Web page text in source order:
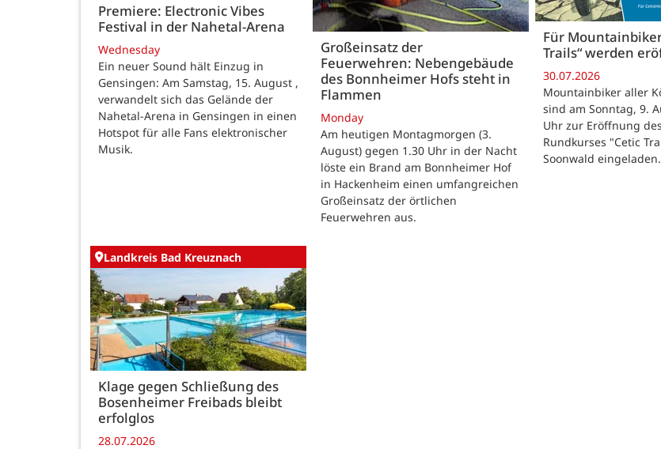
Premiere: Electronic Vibes
Festival in der Nahetal-Arena
Wednesday
Ein neuer Sound hält Einzug in
Gensingen: Am Samstag, 15. August ,
verwandelt sich das Gelände der
Nahetal-Arena in Gensingen in einen
Hotspot für alle Fans elektronischer
Musik.
Großeinsatz der
Feuerwehren: Nebengebäude
des Bonnheimer Hofs steht in
Flammen
Monday
Am heutigen Montagmorgen (3.
August) gegen 1.30 Uhr in der Nacht
löste ein Brand am Bonnheimer Hof
in Hackenheim einen umfangreichen
Großeinsatz der örtlichen
Feuerwehren aus.
Für
Trails“ werden
30.07.2026
Mountainbiker aller
sind am Sonntag, 9.
Uhr zur Eröffnung
Rundkurses "Cetic
Soonwald eingeladen.
Landkreis Bad Kreuznach
Klage gegen Schließung des
Bosenheimer Freibads bleibt
erfolglos
28.07.2026